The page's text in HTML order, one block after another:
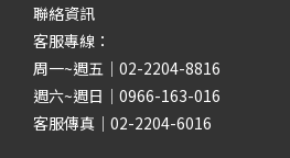
聯絡資訊
客服專線：
周一~週五｜02-2204-8816
週六~週日｜0966-163-016
客服傳真｜02-2204-6016